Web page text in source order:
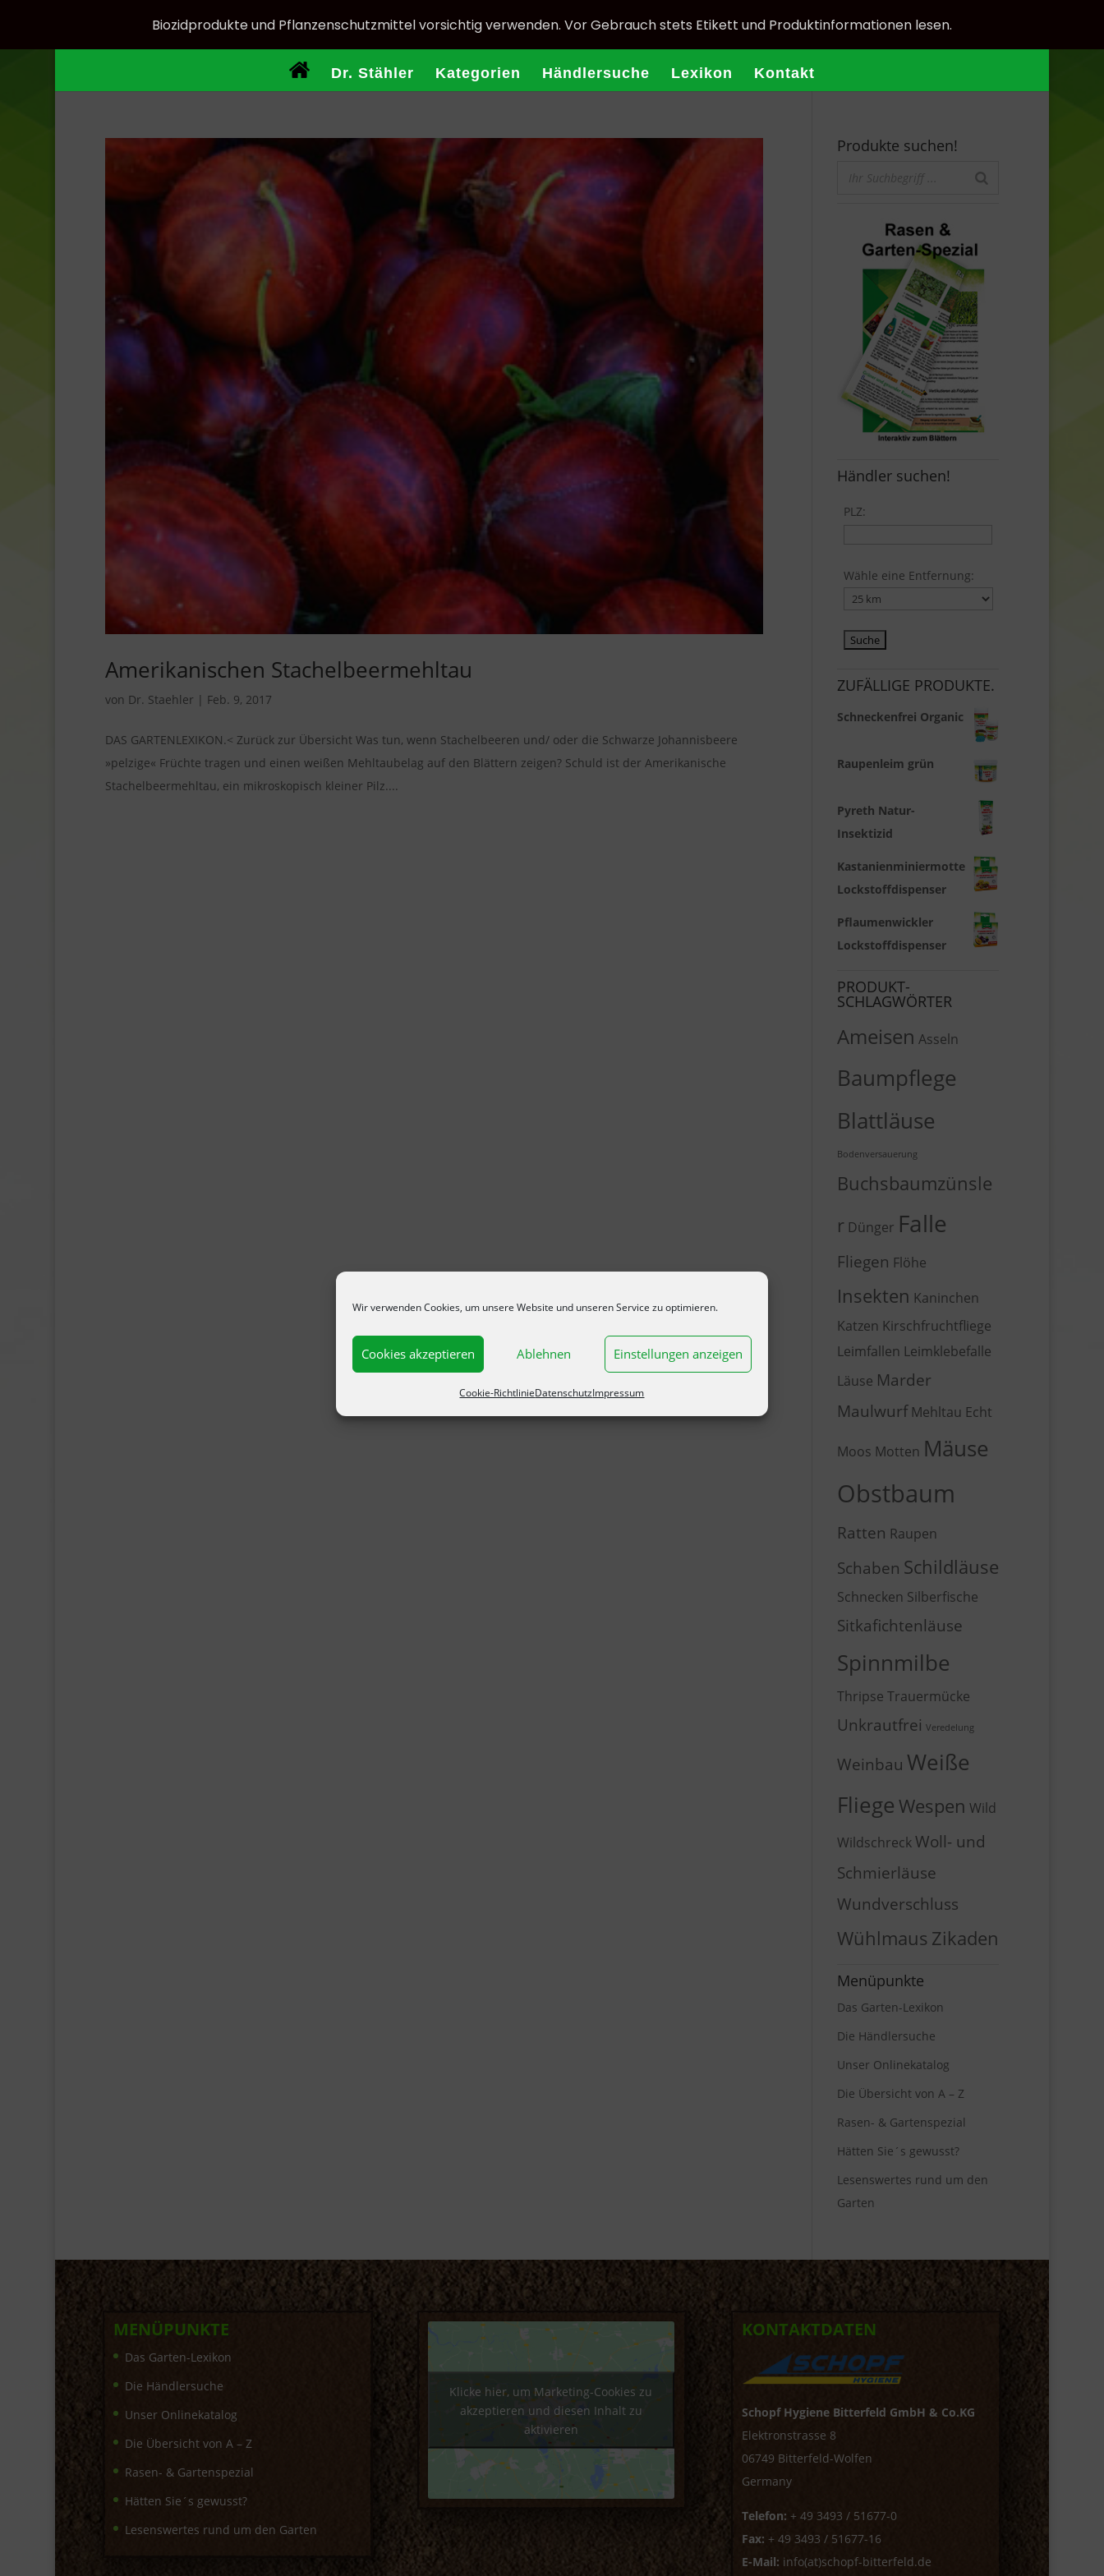
Wir verwenden Cookies, um unsere Website und unseren Service zu optimieren.
Cookies akzeptieren Ablehnen Einstellungen anzeigen
Cookie-RichtlinieDatenschutzImpressum
Dr. Stähler Kategorien Händlersuche Lexikon Kontakt
Amerikanischen Stachelbeermehltau
von Dr. Staehler | Feb. 9, 2017
DAS GARTENLEXIKON.< Zurück zur Übersicht Was tun, wenn Stachelbeeren und/ oder die Schwarze Johannisbeere
»pelzige« Früchte tragen und einen weißen Mehltaubelag auf den Blättern zeigen? Schuld ist der Amerikanische
Stachelbeermehltau, ein mikroskopisch kleiner Pilz....
Produkte suchen!
Händler suchen!
PLZ:
Wähle eine Entfernung:
ZUFÄLLIGE PRODUKTE.
Schneckenfrei Organic
Raupenleim grün
Pyreth Natur-
Insektizid
Kastanienminiermotte
Lockstoffdispenser
Pflaumenwickler
Lockstoffdispenser
PRODUKT-
SCHLAGWÖRTER
Ameisen Asseln
Baumpflege
Blattläuse
Bodenversauerung
Buchsbaumzünsle
r Dünger Falle
Fliegen Flöhe
Insekten Kaninchen
Katzen Kirschfruchtfliege
Leimfallen Leimklebefalle
Läuse Marder
Maulwurf Mehltau Echt
Moos Motten Mäuse
Obstbaum
Ratten Raupen
Schaben Schildläuse
Schnecken Silberfische
Sitkafichtenläuse
Spinnmilbe
Thripse Trauermücke
Unkrautfrei Veredelung
Weinbau Weiße
Fliege Wespen Wild
WildschreckWoll- und
Schmierläuse
Wundverschluss
Wühlmaus Zikaden
Menüpunkte
Das Garten-Lexikon
Die Händlersuche
Unser Onlinekatalog
Die Übersicht von A – Z
Rasen- & Gartenspezial
Hätten Sie´s gewusst?
Lesenswertes rund um den
Garten
MENÜPUNKTE
Das Garten-Lexikon
Die Händlersuche
Unser Onlinekatalog
Die Übersicht von A – Z
Rasen- & Gartenspezial
Hätten Sie´s gewusst?
Lesenswertes rund um den Garten
Klicke hier, um Marketing-Cookies zu
akzeptieren und diesen Inhalt zu
aktivieren
KONTAKTDATEN
Schopf Hygiene Bitterfeld GmbH & Co.KG
Elektronstrasse 8
06749 Bitterfeld-Wolfen
Germany
Telefon: + 49 3493 / 51677-0
Fax: + 49 3493 / 51677-16
E-Mail: info(at)schopf-bitterfeld.de
Biozidprodukte und Pflanzenschutzmittel vorsichtig verwenden. Vor Gebrauch stets Etikett und Produktinformationen lesen.